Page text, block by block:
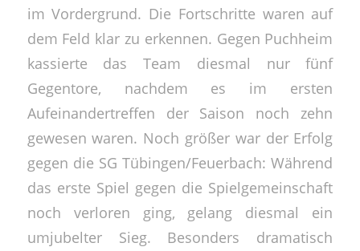
im Vordergrund. Die Fortschritte waren auf
dem Feld klar zu erkennen. Gegen Puchheim
kassierte das Team diesmal nur fünf
Gegentore, nachdem es im ersten
Aufeinandertreffen der Saison noch zehn
gewesen waren. Noch größer war der Erfolg
gegen die SG Tübingen/Feuerbach: Während
das erste Spiel gegen die Spielgemeinschaft
noch verloren ging, gelang diesmal ein
umjubelter Sieg. Besonders dramatisch